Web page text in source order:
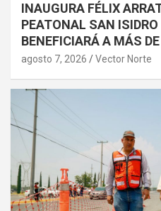
INAUGURA FÉLIX
PEATONAL SAN
BENEFICIARÁ A MÁS
agosto 7, 2026 Vector Norte